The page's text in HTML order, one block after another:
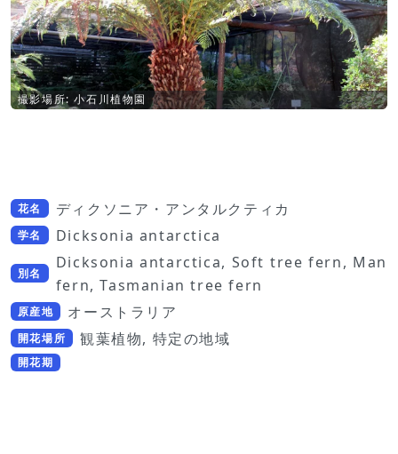
撮影場所: 小石川植物園
花名 ディクソニア・アンタルクティカ
学名 Dicksonia antarctica
別名
Dicksonia antarctica, Soft tree fern, Man
fern, Tasmanian tree fern
原産地 オーストラリア
開花場所 観葉植物, 特定の地域
開花期